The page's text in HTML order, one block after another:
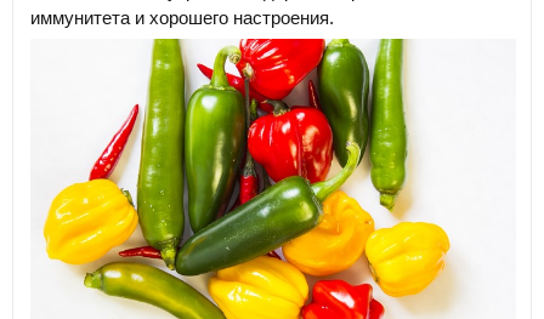
иммунитета и хорошего настроения.